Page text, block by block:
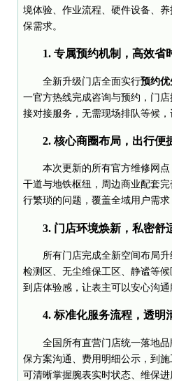
境体验、作业流程、硬件设备、
保需求。
1. 专属预约机制，高效省
全新升级门店全面实行预约优
一官方热线完成咨询与预约，门
接对接服务，无需现场排队等候
2. 核心商圈布局，出行便
本次更新的所有官方维修网
干道与地铁枢纽，周边商业配套
行繁琐的问题，覆盖全域用户需
3. 门店环境焕新，私密舒
所有门店完成全新空间布局
检测区、无尘维保工区、静谧等
到店体验感，让表主可以安心沟通
4. 标准化服务流程，透明
全国所有直营门店统一落地
保方案沟通、费用明细公示，到
可清晰掌握腕表实时状态、维保